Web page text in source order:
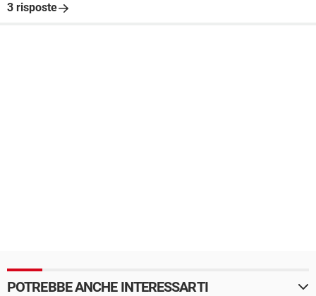
3 risposte
POTREBBE ANCHE INTERESSARTI